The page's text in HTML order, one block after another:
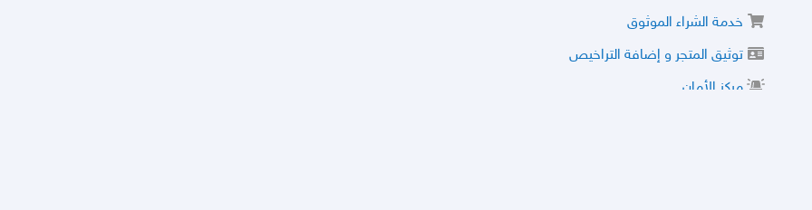
خدمة الشراء الموثوق
توثيق المتجر و إضافة التراخيص
مركز الأمان